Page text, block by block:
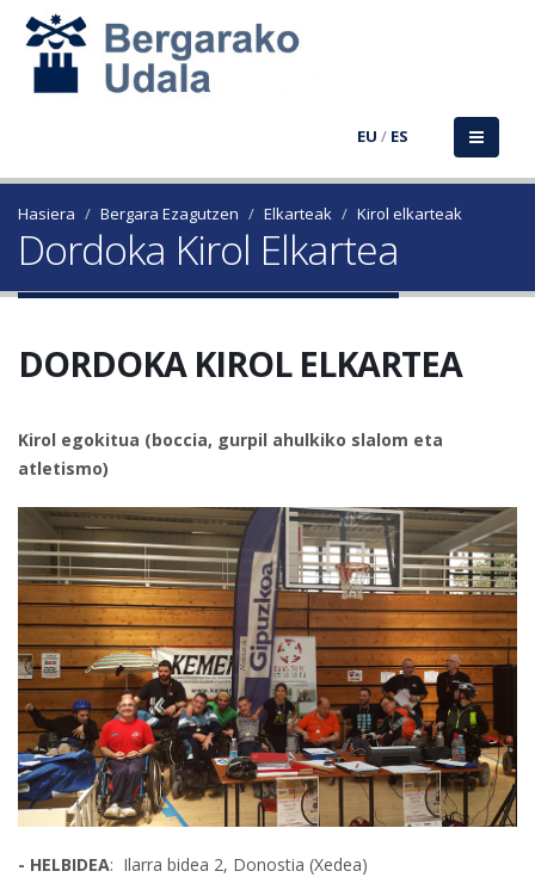
EU / ES
Hasiera Bergara Ezagutzen Elkarteak Kirol elkarteak
Dordoka Kirol Elkartea
DORDOKA KIROL ELKARTEA
Kirol egokitua (boccia, gurpil ahulkiko slalom eta
atletismo)
- HELBIDEA: Ilarra bidea 2, Donostia (Xedea)